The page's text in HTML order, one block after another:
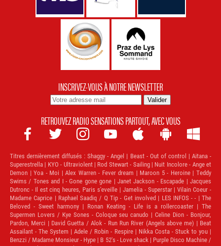
INSCRIVEZ-VOUS À NOTRE NEWSLETTER
RETROUVEZ RADIO SENSATIONS PARTOUT, AVEC VOUS
      
Titres dernièrement diffusés : Shaggy - Angel | Beast - Out of control | Aitana -
Superestrella | KYO - Ultraviolent | Rod Stewart - Sailing | Nuit Incolore - Ange et
Demon | Yoa - Moi | Alex Warren - Fever dream | Maroon 5 - Heroine | Teddy
Swims / Tones and I - Gone gone gone | Janet Jackson - Escapade | Jacques
Dutronc - Il est cinq heures, Paris s'eveille | Jamelia - Superstar | Vilain Coeur -
Madame Caprice | Raphael Saadiq / Q Tip - Get involved | LES INFOS - - | The
Beloved - Sweet harmony | Ronan Keating - Life is a rollercoaster | The
Supermen Lovers / Kye Sones - Coloque seu canudo | Celine Dion - Bonjour,
Pardon, Merci | David Guetta / Alok - Run Run River (Angels above me) | Beat
Assailant - The System | Adele / Robin - Respire | Nikka Costa - Stuck to you |
Benzzi / Madame Monsieur - Hype | B 52's - Love shack | Purple Disco Machine /